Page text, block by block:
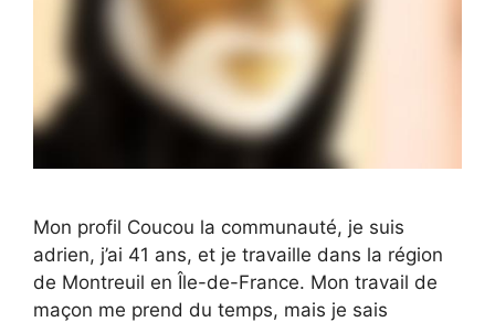
Mon profil Coucou la communauté, je suis
adrien, j’ai 41 ans, et je travaille dans la région
de Montreuil en Île-de-France. Mon travail de
maçon me prend du temps, mais je sais